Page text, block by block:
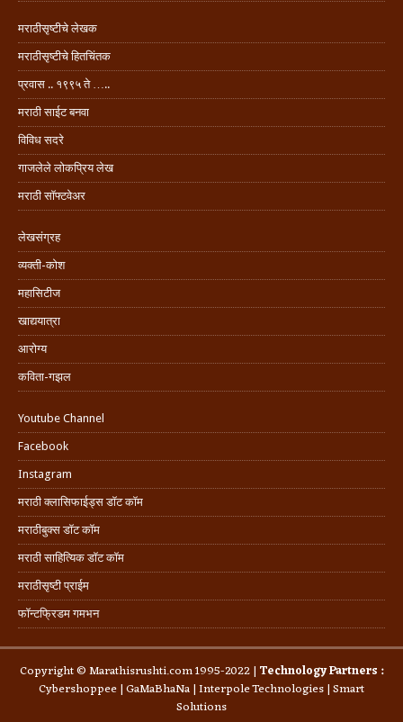
मराठीसृष्टीचे लेखक
मराठीसृष्टीचे हितचिंतक
प्रवास .. १९९५ ते …..
मराठी साईट बनवा
विविध सदरे
गाजलेले लोकप्रिय लेख
मराठी सॉफ्टवेअर
लेखसंग्रह
व्यक्ती-कोश
महासिटीज
खाद्ययात्रा
आरोग्य
कविता-गझल
Youtube Channel
Facebook
Instagram
मराठी क्लासिफाईड्स डॉट कॉम
मराठीबुक्स डॉट कॉम
मराठी साहित्यिक डॉट कॉम
मराठीसृष्टी प्राईम
फॉन्टफ्रिडम गमभन
Copyright © Marathisrushti.com 1995-2022 | Technology Partners :
Cybershoppee|GaMaBhaNa|Interpole Technologies| Smart
Solutions